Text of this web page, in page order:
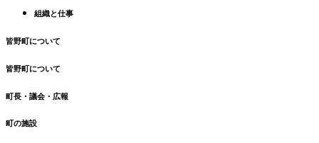
組織と仕事
皆野町について
皆野町について
町長・議会・広報
町の施設